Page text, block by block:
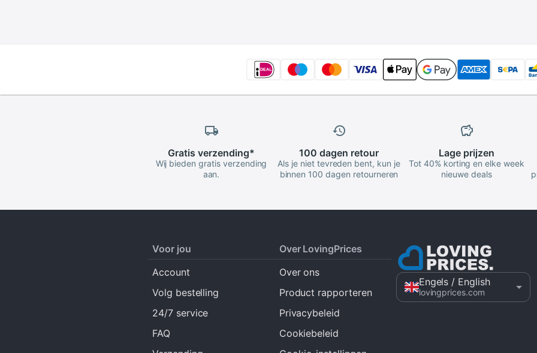
Gratis verzending*
Wij bieden gratis verzending
aan.
100 dagen retour
Als je niet tevreden bent, kun je
binnen 100 dagen retourneren
Lage prijzen
Tot 40% korting en elke week
nieuwe deals
Voor jou
Account
Volg bestelling
24/7 service
FAQ
Over LovingPrices
Over ons
Product rapporteren
Privacybeleid
Cookiebeleid
Engels / English
lovingprices.com